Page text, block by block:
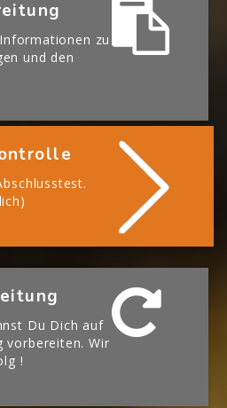
zu
und den
Du Dich auf
vorbereiten. Wir
!